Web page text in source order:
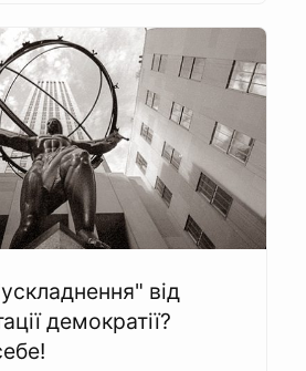
від
демократії?